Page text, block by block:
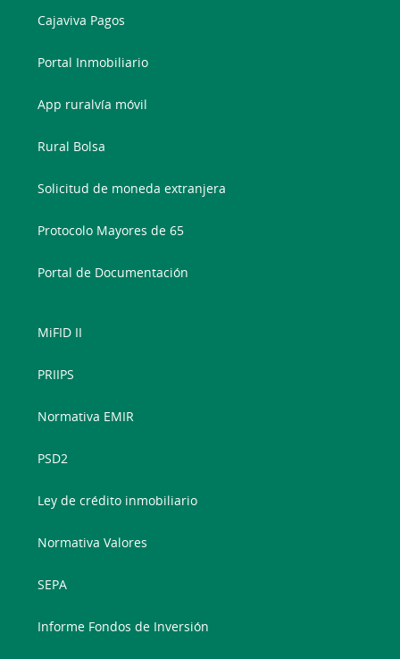
Cajaviva Pagos
Portal Inmobiliario
App ruralvía móvil
Rural Bolsa
Solicitud de moneda extranjera
Protocolo Mayores de 65
Portal de Documentación
MiFID II
PRIIPS
Normativa EMIR
PSD2
Ley de crédito inmobiliario
Normativa Valores
SEPA
Informe Fondos de Inversión